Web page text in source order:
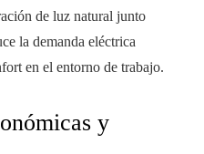
de luz natural junto
la demanda eléctrica
en el entorno de trabajo.
y